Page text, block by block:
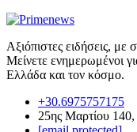
Αξιόπιστες ειδήσεις,
Μείνετε ενημερωμένοι
Ελλάδα και τον κόσμο.
+30.6975757175
25ης Μαρτίου